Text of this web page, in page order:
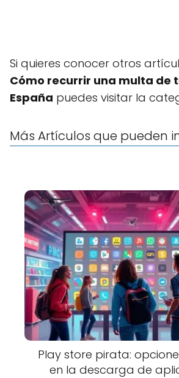
Si quieres conocer otros
Cómo recurrir una multa de
España puedes visitar la
Más Artículos que pueden
Play store pirata:
en la descarga de